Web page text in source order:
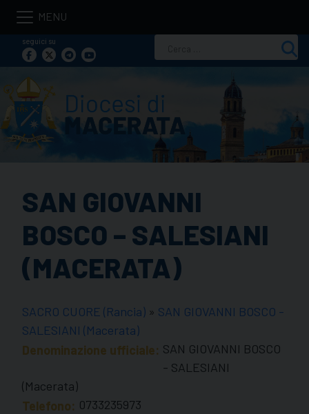
Skip
contentseguici su
per:
SAN GIOVANNI
BOSCO – SALESIANI
(MACERATA)
SACRO CUORE (Rancia) » SAN GIOVANNI BOSCO -
SALESIANI (Macerata)
Denominazione ufficiale: SAN GIOVANNI BOSCO
- SALESIANI
(Macerata)
Telefono: 0733235973